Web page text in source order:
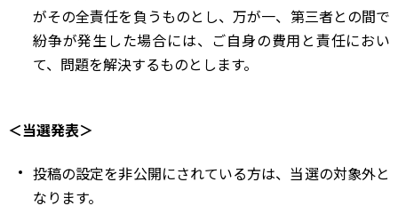
がその全責任を負うものとし、万が一、第三者との間で
紛争が発生した場合には、ご自身の費用と責任におい
て、問題を解決するものとします。
＜当選発表＞
投稿の設定を非公開にされている方は、当選の対象外と
なります。